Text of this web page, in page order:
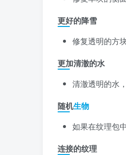
更好的降雪
修复透明的方
更加清澈的水
清澈透明的水
随机生物
如果在纹理包
连接的纹理